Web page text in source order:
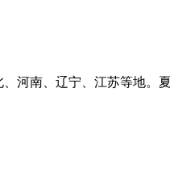
河南、辽宁、江苏等地。